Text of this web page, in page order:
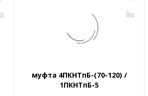
муфта 4ПКНТпБ-(70-120) /
1ПКНТпБ-5